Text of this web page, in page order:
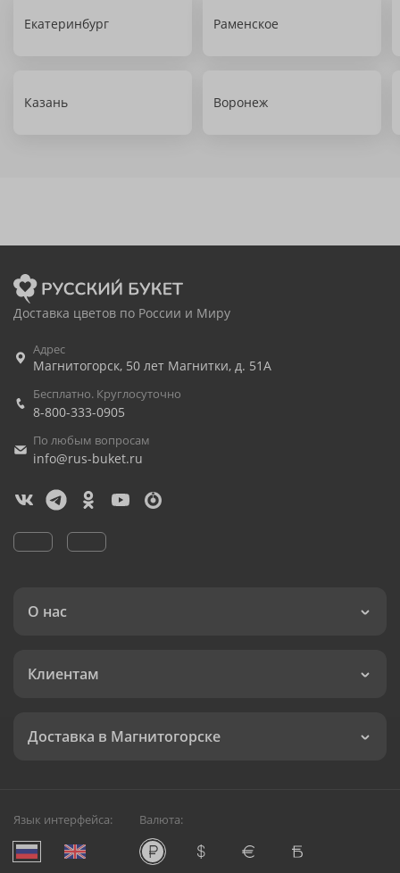
Екатеринбург Раменское
Казань Воронеж
Доставка цветов по России и Миру
Адрес
Магнитогорск, 50 лет Магнитки, д. 51А
Бесплатно. Круглосуточно
8-800-333-0905
По любым вопросам
info@rus-buket.ru
О нас
Клиентам
Доставка в Магнитогорске
Язык интерфейса: Валюта: